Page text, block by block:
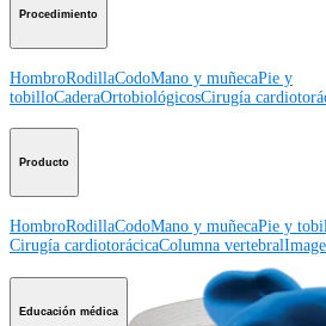
Procedimiento
HombroRodillaCodoMano y muñecaPie y
tobilloCaderaOrtobiológicosCirugía
Producto
HombroRodillaCodoMano y muñecaPie y
Cirugía cardiotorácicaColumna vertebral
Educación médica